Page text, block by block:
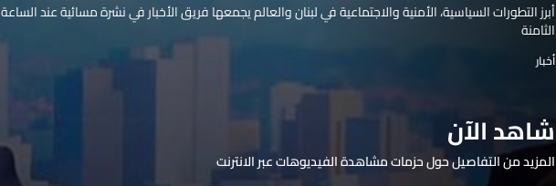
أبرز التطورات السياسية، الأمنية والاجتماعية في لبنان والعالم يجمعها فريق الأخبار في نشرة مسائية عند الساعة
الثامنة
أخبار
شاهد الآن
المزيد من التفاصيل حول حزمات مشاهدة الفيديوهات عبر الانترنت